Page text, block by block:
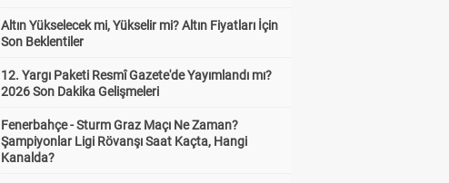
Altın Yükselecek mi, Yükselir mi? Altın Fiyatları İçin
Son Beklentiler
12. Yargı Paketi Resmî Gazete'de Yayımlandı mı?
2026 Son Dakika Gelişmeleri
Fenerbahçe - Sturm Graz Maçı Ne Zaman?
Şampiyonlar Ligi Rövanşı Saat Kaçta, Hangi
Kanalda?